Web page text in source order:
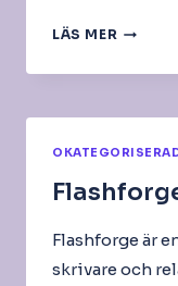
LÄS MER
Flashforge är
skrivare och